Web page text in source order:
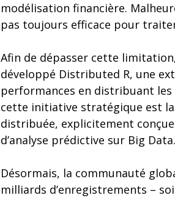
modélisation financière.
pas toujours efficace pour
Afin de dépasser cette
développé Distributed R, une
performances en distribuant
cette initiative stratégique est
distribuée, explicitement
d’analyse prédictive sur Big Data.
Désormais, la communauté
milliards d’enregistrements –